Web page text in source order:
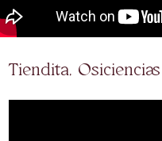
Tiendita,